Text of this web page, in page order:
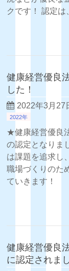
クです！ 認定
健康経営優良
した！
2022年3月27
2022年
★健康経営優良
の認定となりま
は課題を追求し
職場づくりのた
ていきます！
健康経営優良
に認定されま